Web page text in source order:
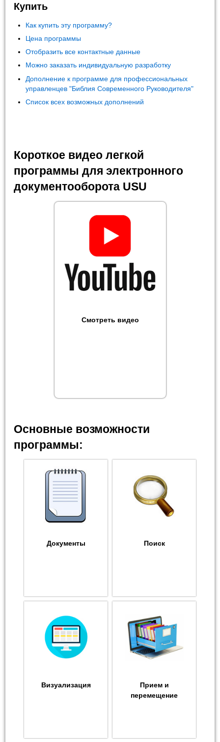
Купить
Как купить эту программу?
Цена программы
Отобразить все контактные данные
Можно заказать индивидуальную разработку
Дополнение к программе для профессиональных
управленцев "Библия Современного Руководителя"
Список всех возможных дополнений
Короткое видео легкой
программы для электронного
документооборота USU
Смотреть видео
Основные возможности
программы:
Документы Поиск
Визуализация
Прием и
перемещение